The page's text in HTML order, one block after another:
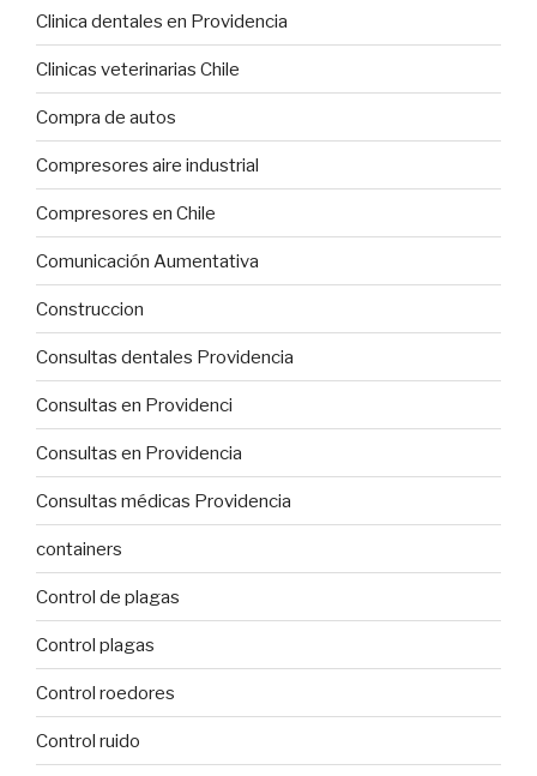
Clinica dentales en Providencia
Clinicas veterinarias Chile
Compra de autos
Compresores aire industrial
Compresores en Chile
Comunicación Aumentativa
Construccion
Consultas dentales Providencia
Consultas en Providenci
Consultas en Providencia
Consultas médicas Providencia
containers
Control de plagas
Control plagas
Control roedores
Control ruido